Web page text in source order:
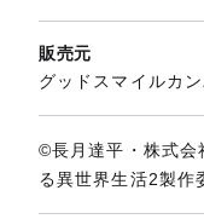
販売元
グッドスマイルカ
©長月達平・株式会
る異世界生活2製作